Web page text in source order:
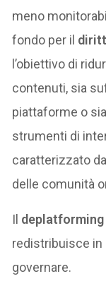
meno
fondo per il
l’obiettivo di
contenuti, sia
piattaforme o
strumenti di
caratterizzato
delle comunità
Il
redistribuisce in
governare.